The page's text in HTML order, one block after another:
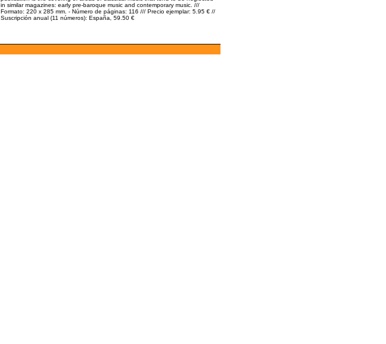
in similar magazines: early pre-baroque music and contemporary music. ///
Formato: 220 x 285 mm. - Número de páginas: 116 /// Precio ejemplar: 5.95 € //
Suscripción anual (11 números): España, 59.50 €